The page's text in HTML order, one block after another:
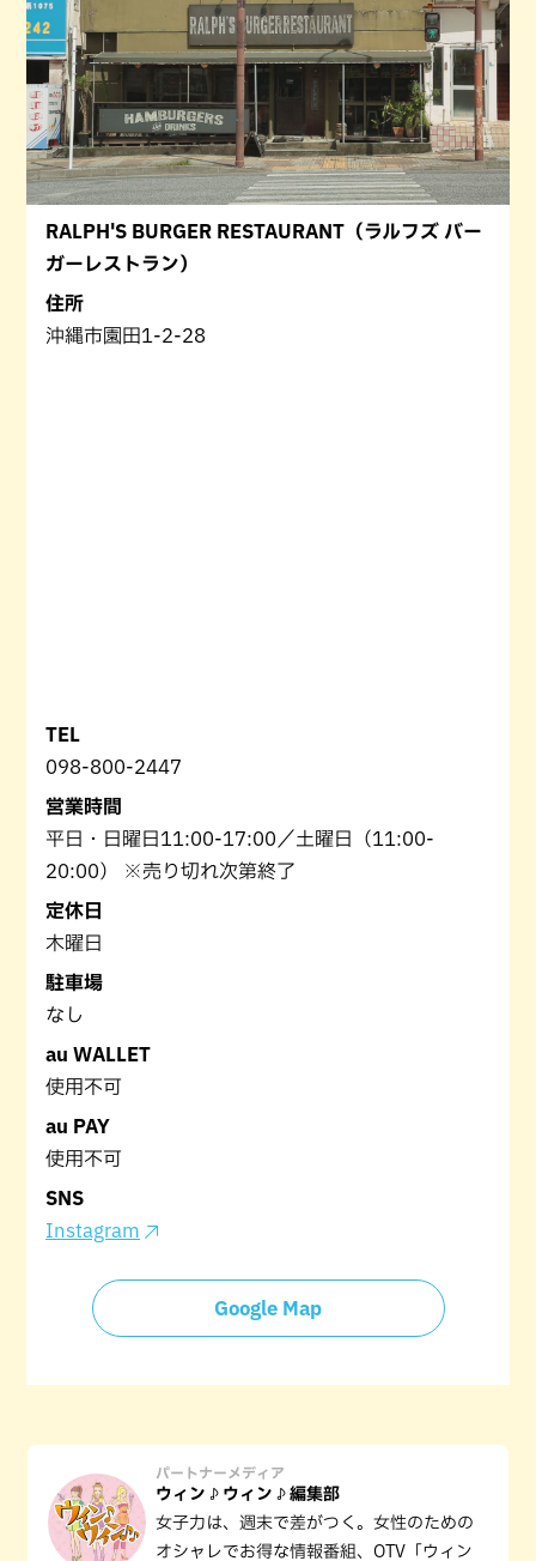
RALPH'S BURGER RESTAURANT（ラルフズ バー
ガーレストラン）
住所
沖縄市園田1-2-28
TEL
098-800-2447
営業時間
平日・日曜日11:00-17:00／土曜日（11:00-
20:00） ※売り切れ次第終了
定休日
木曜日
駐車場
なし
au WALLET
使用不可
au PAY
使用不可
SNS
Instagram
Google Map
パートナーメディア
ウィン♪ウィン♪編集部
女子力は、週末で差がつく。女性のための
オシャレでお得な情報番組、OTV「ウィン